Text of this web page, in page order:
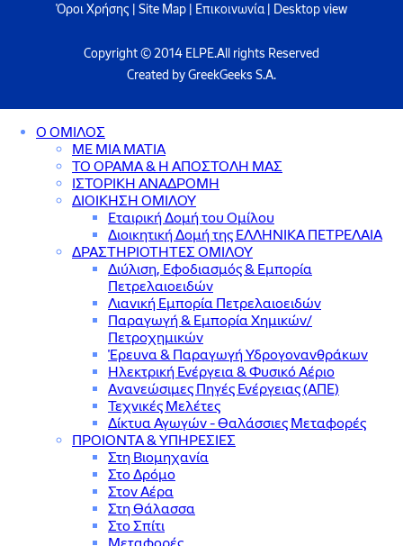
Όροι Χρήσης Site Map Επικοινωνία| Desktop view
Copyright © 2014 ELPE.All rights Reserved
Created by GreekGeeks S.A.
Ο ΟΜΙΛΟΣ
ΜΕ ΜΙΑ ΜΑΤΙΑ
ΤΟ ΟΡΑΜΑ & Η ΑΠΟΣΤΟΛΗ ΜΑΣ
ΙΣΤΟΡΙΚΗ ΑΝΑΔΡΟΜΗ
ΔΙΟΙΚΗΣΗ ΟΜΙΛΟΥ
Εταιρική Δομή του Ομίλου
Διοικητική Δομή της ΕΛΛΗΝΙΚΑ ΠΕΤΡΕΛΑΙΑ
ΔΡΑΣΤΗΡΙΟΤΗΤΕΣ ΟΜΙΛΟΥ
Διύλιση, Εφοδιασμός & Εμπορία
Πετρελαιοειδών
Λιανική Εμπορία Πετρελαιοειδών
Παραγωγή & Εμπορία Χημικών/
Πετροχημικών
Έρευνα & Παραγωγή Υδρογονανθράκων
Ηλεκτρική Ενέργεια & Φυσικό Αέριο
Ανανεώσιμες Πηγές Ενέργειας (ΑΠΕ)
Τεχνικές Μελέτες
Δίκτυα Αγωγών - Θαλάσσιες Μεταφορές
ΠΡΟΙΟΝΤΑ & YΠΗΡΕΣΙΕΣ
Στη Βιομηχανία
Στο Δρόμο
Στον Αέρα
Στη Θάλασσα
Στο Σπίτι